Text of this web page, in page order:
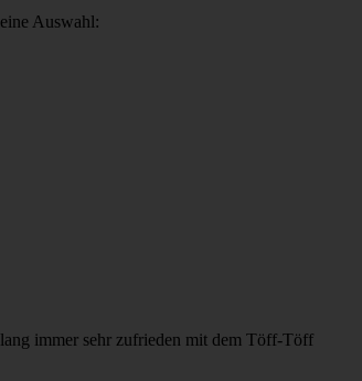
Auswahl:
immer sehr zufrieden mit dem Töff-Töff